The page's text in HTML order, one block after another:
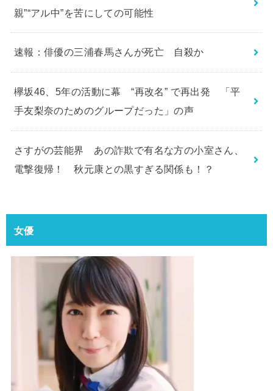
親”“アル中”を苦にしての可能性
速報：俳優の三浦春馬さんが死亡 自殺か
欅坂46、5年の活動に幕 “再改名” で再出発 「平
手友梨奈のためのグループだった」の声
さすがの芸能界 あの詐欺で有名な方の小室さん、
電撃復帰！ 秋元康との黒すぎる関係も！？
女優